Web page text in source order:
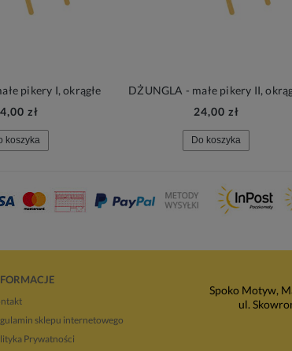
pikery I, okrągłe
zł
koszyka
DŻUNGLA - małe pikery II,
24,00 zł
Do koszyka
sklepu internetowego
Prywatności
Spoko Motyw,
ul.